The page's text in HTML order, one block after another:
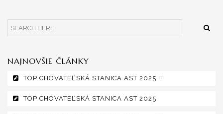
NAJNOVŠIE ČLÁNKY
TOP CHOVATEĽSKÁ STANICA AST 2025 !!!
TOP CHOVATEĽSKÁ STANICA AST 2025